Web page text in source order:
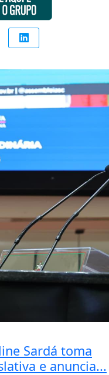
Sardá toma
e anuncia...